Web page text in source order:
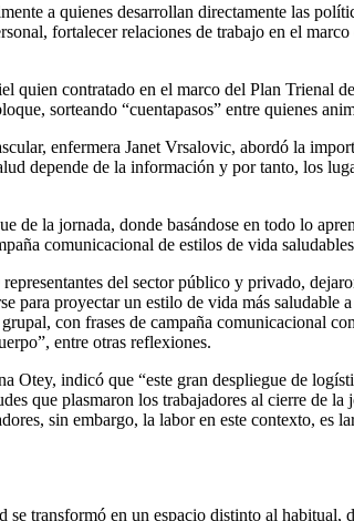
a quienes desarrollan directamente las
fortalecer relaciones de trabajo en el
contratado en el marco del Plan Trienal
sorteando “cuentapasos” entre quienes
enfermera Janet Vrsalovic, abordó la
depende de la información y por tanto, los
de la jornada, donde basándose en todo lo
comunicacional de estilos de vida
del sector público y privado,
para proyectar un estilo de vida más
con frases de campaña comunicacional
entre otras reflexiones.
indicó que “este gran despliegue de
que plasmaron los trabajadores al cierre de
sin embargo, la labor en este contexto,
transformó en un espacio distinto al